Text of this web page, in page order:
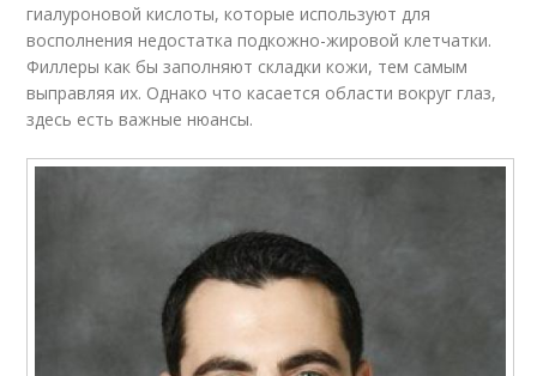
гиалуроновой кислоты, которые используют для
восполнения недостатка подкожно-жировой клетчатки.
Филлеры как бы заполняют складки кожи, тем самым
выправляя их. Однако что касается области вокруг глаз,
здесь есть важные нюансы.